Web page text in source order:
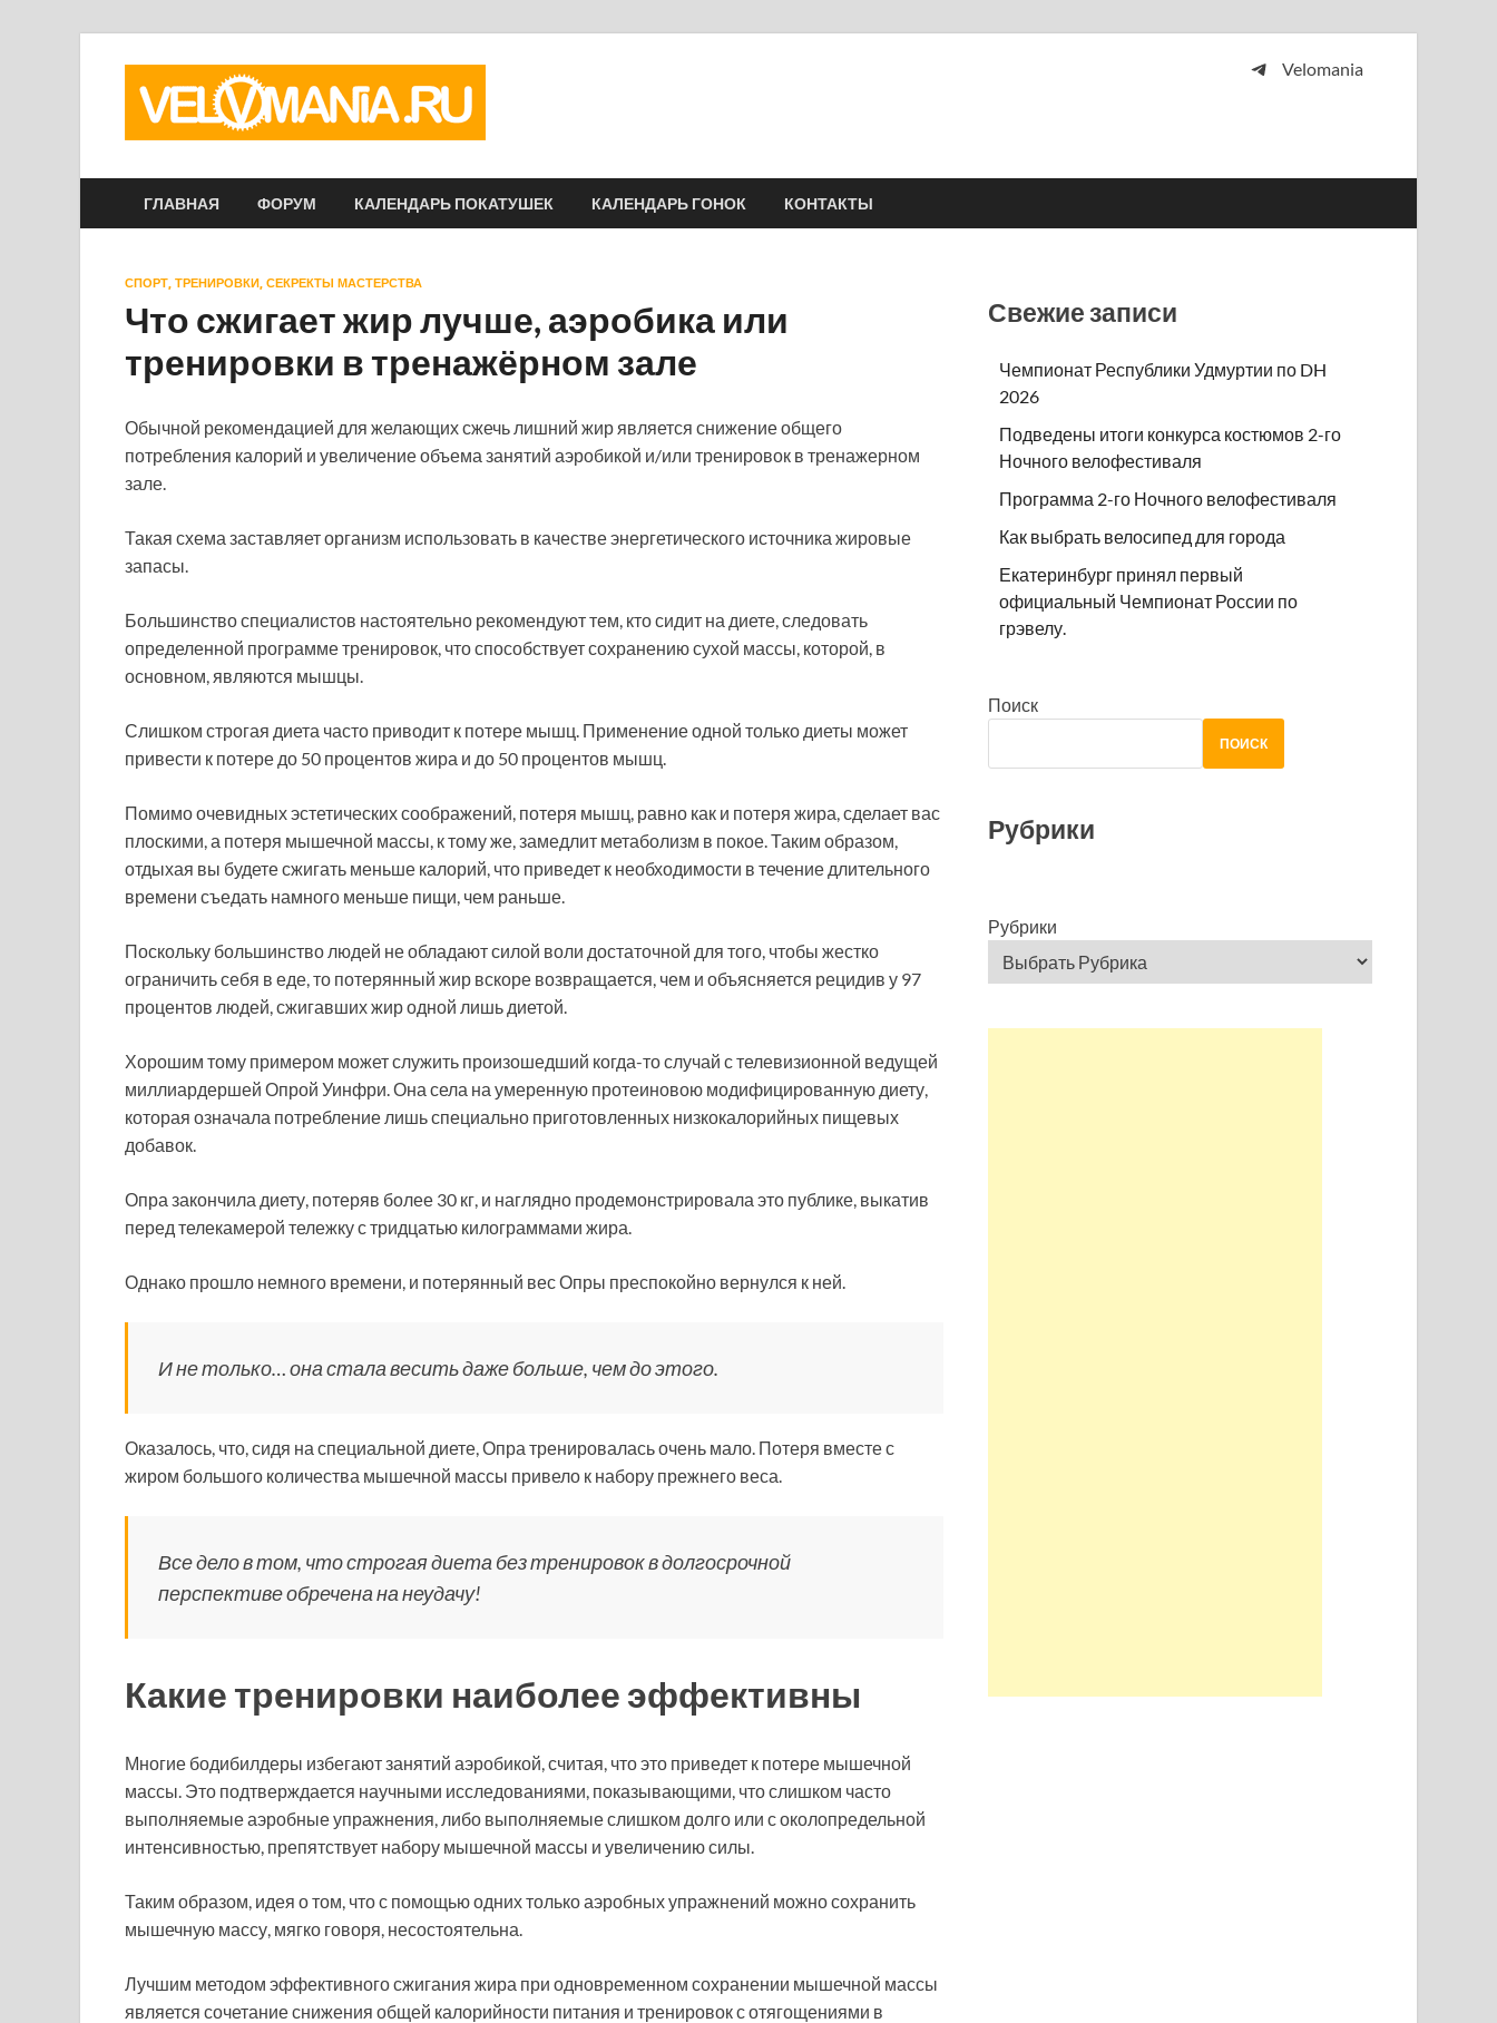
Velomania
ГЛАВНАЯ ФОРУМ КАЛЕНДАРЬ ПОКАТУШЕК КАЛЕНДАРЬ ГОНОК КОНТАКТЫ
СПОРТ, ТРЕНИРОВКИ, СЕКРЕКТЫ МАСТЕРСТВА
Что сжигает жир лучше, аэробика или
тренировки в тренажёрном зале
Обычной рекомендацией для желающих сжечь лишний жир является снижение общего
потребления калорий и увеличение объема занятий аэробикой и/или тренировок в тренажерном
зале.
Такая схема заставляет организм использовать в качестве энергетического источника жировые
запасы.
Большинство специалистов настоятельно рекомендуют тем, кто сидит на диете, следовать
определенной программе тренировок, что способствует сохранению сухой массы, которой, в
основном, являются мышцы.
Слишком строгая диета часто приводит к потере мышц. Применение одной только диеты может
привести к потере до 50 процентов жира и до 50 процентов мышц.
Помимо очевидных эстетических соображений, потеря мышц, равно как и потеря жира, сделает вас
плоскими, а потеря мышечной массы, к тому же, замедлит метаболизм в покое. Таким образом,
отдыхая вы будете сжигать меньше калорий, что приведет к необходимости в течение длительного
времени съедать намного меньше пищи, чем раньше.
Поскольку большинство людей не обладают силой воли достаточной для того, чтобы жестко
ограничить себя в еде, то потерянный жир вскоре возвращается, чем и объясняется рецидив у 97
процентов людей, сжигавших жир одной лишь диетой.
Хорошим тому примером может служить произошедший когда-то случай с телевизионной ведущей
миллиардершей Опрой Уинфри. Она села на умеренную протеиновою модифицированную диету,
которая означала потребление лишь специально приготовленных низкокалорийных пищевых
добавок.
Опра закончила диету, потеряв более 30 кг, и наглядно продемонстрировала это публике, выкатив
перед телекамерой тележку с тридцатью килограммами жира.
Однако прошло немного времени, и потерянный вес Опры преспокойно вернулся к ней.
И не только… она стала весить даже больше, чем до этого.
Оказалось, что, сидя на специальной диете, Опра тренировалась очень мало. Потеря вместе с
жиром большого количества мышечной массы привело к набору прежнего веса.
Все дело в том, что строгая диета без тренировок в долгосрочной
перспективе обречена на неудачу!
Какие тренировки наиболее эффективны
Многие бодибилдеры избегают занятий аэробикой, считая, что это приведет к потере мышечной
массы. Это подтверждается научными исследованиями, показывающими, что слишком часто
выполняемые аэробные упражнения, либо выполняемые слишком долго или с околопредельной
интенсивностью, препятствует набору мышечной массы и увеличению силы.
Таким образом, идея о том, что с помощью одних только аэробных упражнений можно сохранить
мышечную массу, мягко говоря, несостоятельна.
Лучшим методом эффективного сжигания жира при одновременном сохранении мышечной массы
является сочетание снижения общей калорийности питания и тренировок с отягощениями в
Свежие записи
Чемпионат Республики Удмуртии по DH
2026
Подведены итоги конкурса костюмов 2-го
Ночного велофестиваля
Программа 2-го Ночного велофестиваля
Как выбрать велосипед для города
Екатеринбург принял первый
официальный Чемпионат России по
грэвелу.
Поиск
ПОИСК
Рубрики
Рубрики